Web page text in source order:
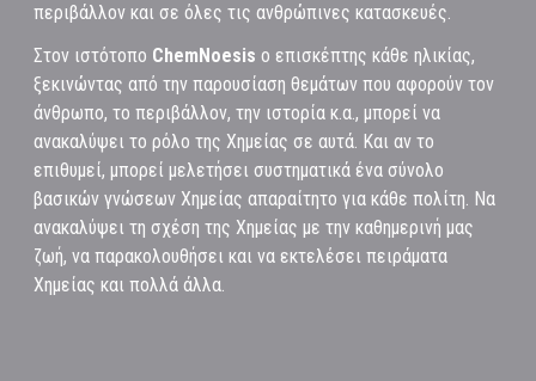
περιβάλλον και σε όλες τις ανθρώπινες κατασκευές.
Στον ιστότοπο ChemNoesis ο επισκέπτης κάθε ηλικίας,
ξεκινώντας από την παρουσίαση θεμάτων που αφορούν τον
άνθρωπο, το περιβάλλον, την ιστορία κ.α., μπορεί να
ανακαλύψει το ρόλο της Χημείας σε αυτά. Και αν το
επιθυμεί, μπορεί μελετήσει συστηματικά ένα σύνολο
βασικών γνώσεων Χημείας απαραίτητο για κάθε πολίτη. Να
ανακαλύψει τη σχέση της Χημείας με την καθημερινή μας
ζωή, να παρακολουθήσει και να εκτελέσει πειράματα
Χημείας και πολλά άλλα.